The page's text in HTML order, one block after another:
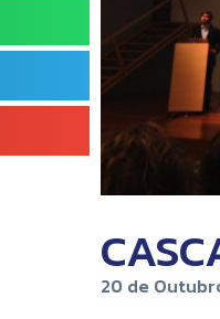
20 de